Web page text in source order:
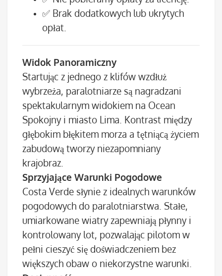
✅ Brak dodatkowych lub ukrytych
opłat.
Widok Panoramiczny
Startując z jednego z klifów wzdłuż
wybrzeża, paralotniarze są nagradzani
spektakularnym widokiem na Ocean
Spokojny i miasto Lima. Kontrast między
głębokim błękitem morza a tętniącą życiem
zabudową tworzy niezapomniany
krajobraz.
Sprzyjające Warunki Pogodowe
Costa Verde słynie z idealnych warunków
pogodowych do paralotniarstwa. Stałe,
umiarkowane wiatry zapewniają płynny i
kontrolowany lot, pozwalając pilotom w
pełni cieszyć się doświadczeniem bez
większych obaw o niekorzystne warunki.